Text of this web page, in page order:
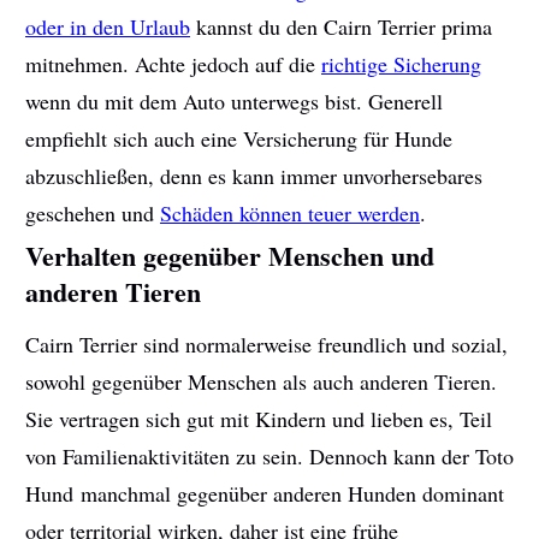
oder in den Urlaub kannst du den Cairn Terrier prima
mitnehmen. Achte jedoch auf die richtige Sicherung
wenn du mit dem Auto unterwegs bist. Generell
empfiehlt sich auch eine Versicherung für Hunde
abzuschließen, denn es kann immer unvorhersebares
geschehen und Schäden können teuer werden.
Verhalten gegenüber Menschen und
anderen Tieren
Cairn Terrier sind normalerweise freundlich und sozial,
sowohl gegenüber Menschen als auch anderen Tieren.
Sie vertragen sich gut mit Kindern und lieben es, Teil
von Familienaktivitäten zu sein. Dennoch kann der Toto
Hund manchmal gegenüber anderen Hunden dominant
oder territorial wirken, daher ist eine frühe